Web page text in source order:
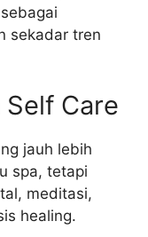
sekadar tren
Care
jauh lebih
spa, tetapi
meditasi,
healing.